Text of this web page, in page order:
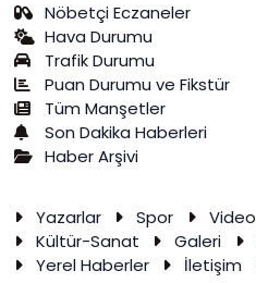
Nöbetçi Eczaneler
Hava Durumu
Trafik Durumu
Puan Durumu ve Fikstür
Tüm Manşetler
Son Dakika Haberleri
Haber Arşivi
Yazarlar Spor Video
Kültür-Sanat
Galeri
Yerel Haberler
İletişim